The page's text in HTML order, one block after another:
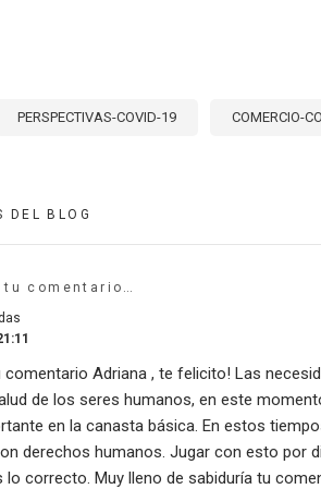
PERSPECTIVAS-COVID-19 COMERCIO-
DEL BLOG
tu comentario…
Adriana , te felicito! Las
de los seres humanos, en este
en la canasta básica. En estos
derechos humanos. Jugar con esto por
lo correcto. Muy lleno de sabiduría tu